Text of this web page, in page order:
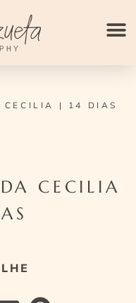
CECILIA | 14 DIAS
CECILIA